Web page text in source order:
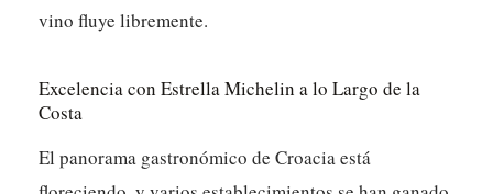
vino fluye libremente.
Excelencia con Estrella Michelin a lo Largo de la
Costa
El panorama gastronómico de Croacia está